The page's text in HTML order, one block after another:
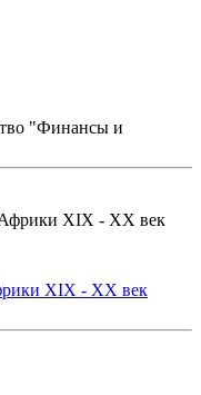
"Финансы и
ХIX - XX век